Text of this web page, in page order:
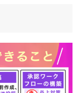
料・個人向けア